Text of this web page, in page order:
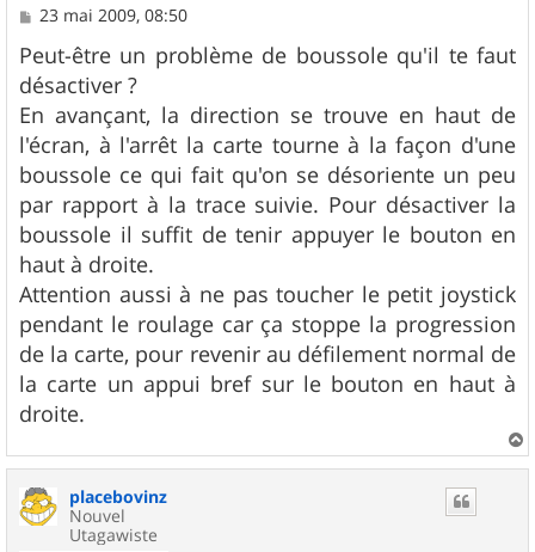
M
s
s
a
g
e
23 mai 2009, 08:50
Peut-être un problème de boussole qu'il te faut
désactiver ?
En avançant, la direction se trouve en haut de
l'écran, à l'arrêt la carte tourne à la façon d'une
boussole ce qui fait qu'on se désoriente un peu
par rapport à la trace suivie. Pour désactiver la
boussole il suffit de tenir appuyer le bouton en
haut à droite.
Attention aussi à ne pas toucher le petit joystick
pendant le roulage car ça stoppe la progression
de la carte, pour revenir au défilement normal de
la carte un appui bref sur le bouton en haut à
droite.
a
placebovinz
Nouvel
Utagawiste